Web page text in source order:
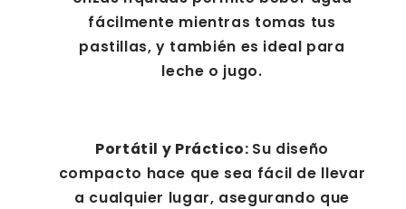
fácilmente mientras tomas tus
pastillas, y también es ideal para
leche o jugo.
Portátil y Práctico: Su diseño
compacto hace que sea fácil de llevar
a cualquier lugar, asegurando que